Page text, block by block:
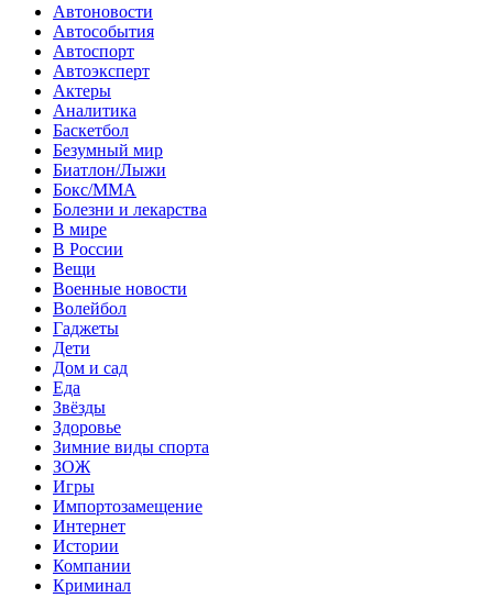
Автоновости
Автособытия
Автоспорт
Автоэксперт
Актеры
Аналитика
Баскетбол
Безумный мир
Биатлон/Лыжи
Бокс/MMA
Болезни и лекарства
В мире
В России
Вещи
Военные новости
Волейбол
Гаджеты
Дети
Дом и сад
Еда
Звёзды
Здоровье
Зимние виды спорта
ЗОЖ
Игры
Импортозамещение
Интернет
Истории
Компании
Криминал